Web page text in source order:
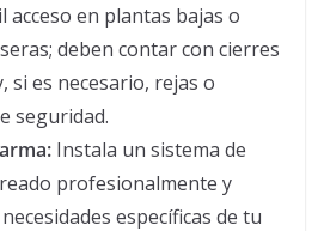
acceso en plantas bajas o
deben contar con cierres
si es necesario, rejas o
seguridad.
Instala un sistema de
profesionalmente y
específicas de tu